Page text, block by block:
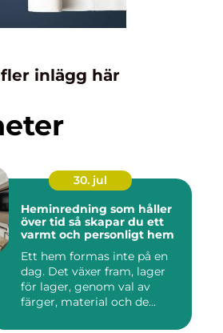
fler inlägg här
30. jul
Heminredning som håller
över tid så skapar du ett
varmt och personligt hem
Ett hem formas inte på en
dag. Det växer fram, lager
för lager, genom val av
färger, material och de...